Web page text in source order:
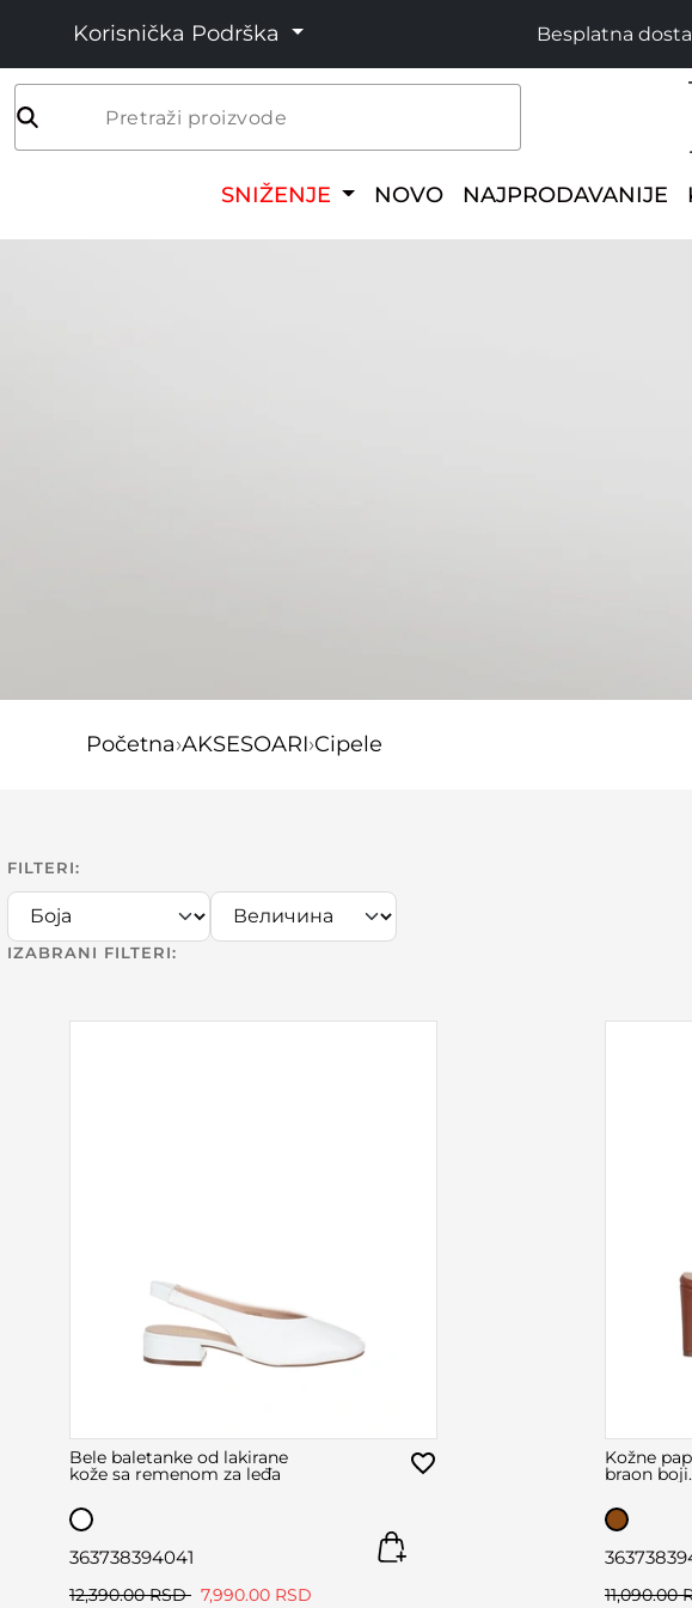
Korisnička Podrška Besplatna
Pretraži proizvode
SNIŽENJE NOVO NAJPRODAVANIJE
Početna›AKSESOARI›Cipele
FILTERI:
IZABRANI FILTERI:
Bele baletanke od lakirane
kože sa remenom za leđa
363738394041
12,390.00 RSD 7,990.00 RSD
Kožne
braon boji.
36373839
11,090.00